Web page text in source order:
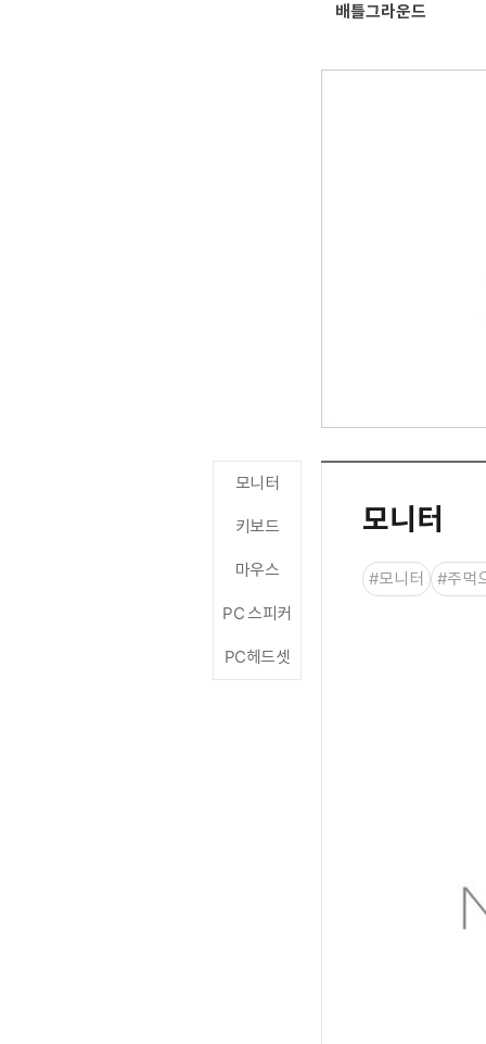
배틀그라운드
모니터
키보드
마우스
PC 스피커
PC헤드셋
모니터
#모니터 #주먹